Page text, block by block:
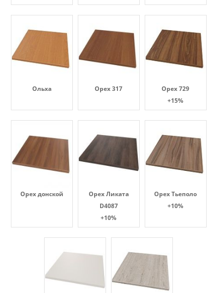
Ольха Орех 317
Орех 729
+15%
Орех донской
Орех Ликата
D4087
+10%
Орех Тьеполо
+10%